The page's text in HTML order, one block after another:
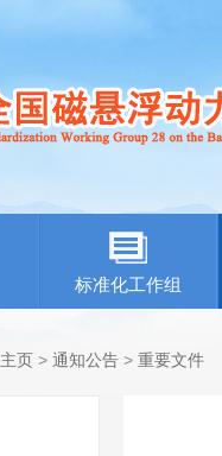
标准化工作组
主页 > 通知公告 > 重要文件